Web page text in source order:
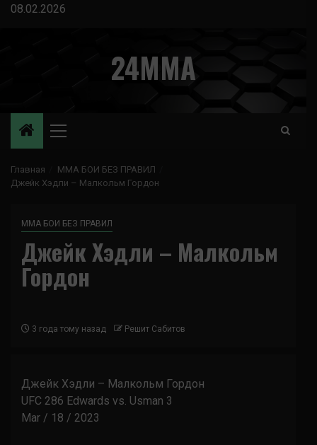
Перейти
08.02.2026
24MMA
Основное
Главная
ММА БОИ БЕЗ ПРАВИЛ
Джейк Хэдли – Малкольм Гордон
ММА БОИ БЕЗ ПРАВИЛ
Джейк Хэдли – Малкольм
Гордон
3 года тому назад Решит Сабитов
Джейк Хэдли – Малкольм Гордон
UFC 286 Edwards vs. Usman 3
Mar / 18 / 2023